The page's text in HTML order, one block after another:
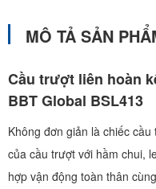
MÔ TẢ SẢN
Cầu trượt liên hoàn
BBT Global BSL413
Không đơn giản là chiếc
của cầu trượt với hầm chui,
hợp vận động toàn thân